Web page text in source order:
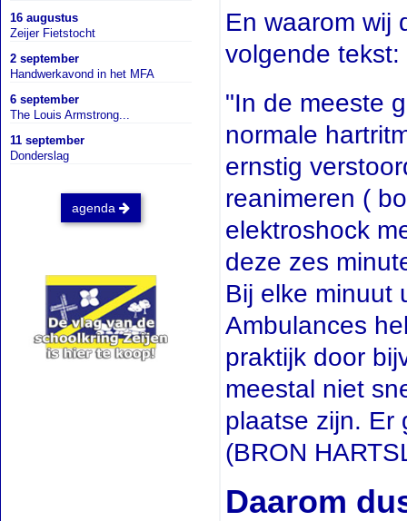
16 augustus
Zeijer Fietstocht
2 september
Handwerkavond in het MFA
6 september
The Louis Armstrong...
11 september
Donderslag
agenda
En waarom wij
volgende tekst:
"In de meeste
normale
ernstig
reanimeren (
elektroshock
deze zes
Bij elke minuut
Ambulances
praktijk door
meestal niet
plaatse zijn. Er
(BRON
Daarom